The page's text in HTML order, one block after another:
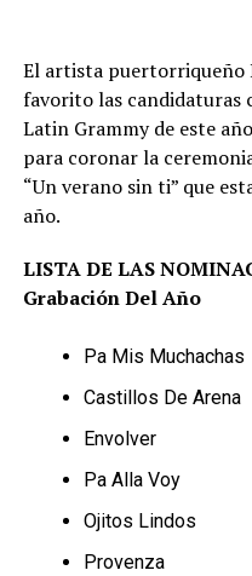
El artista puertorriqueño
favorito las candidaturas
Latin Grammy de este
para coronar la
“Un verano sin ti” que
año.
LISTA DE LAS
Grabación Del Año
Pa Mis Muchachas
Castillos De Arena
Envolver
Pa Alla Voy
Ojitos Lindos
Provenza